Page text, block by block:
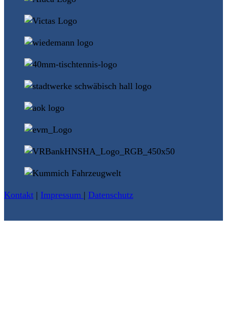
Kontakt | Impressum | Datenschutz